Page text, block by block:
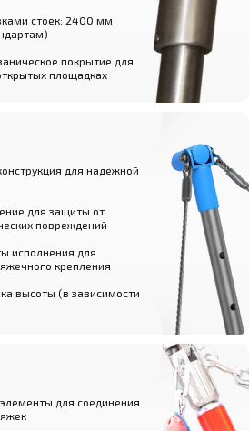
стоек: 2400 мм
покрытие для
площадках
для надежной
для защиты от
повреждений
исполнения для
крепления
высоты (в зависимости
для соединения